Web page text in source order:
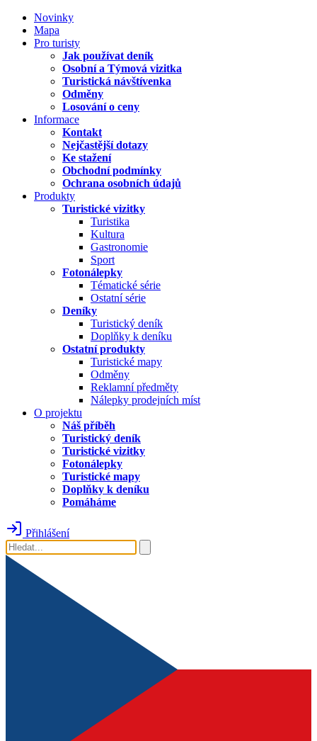
Novinky
Mapa
Pro turisty
Jak používat deník
Osobní a Týmová vizitka
Turistická návštívenka
Odměny
Losování o ceny
Informace
Kontakt
Nejčastější dotazy
Ke stažení
Obchodní podmínky
Ochrana osobních údajů
Produkty
Turistické vizitky
Turistika
Kultura
Gastronomie
Sport
Fotonálepky
Tématické série
Ostatní série
Deníky
Turistický deník
Doplňky k deníku
Ostatní produkty
Turistické mapy
Odměny
Reklamní předměty
Nálepky prodejních míst
O projektu
Náš příběh
Turistický deník
Turistické vizitky
Fotonálepky
Turistické mapy
Doplňky k deníku
Pomáháme
Přihlášení